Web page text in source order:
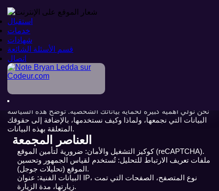
استقبال
خدمات
شهادات
قسم الأسئلة الشائعة
اتصال
استقبال
خدمات
شهادات
قسم الأسئلة الشائعة
اتصال
مرحبا
>
سياسة الخصوصية
سياسة الخصوصية
نحن نولي أهمية كبيرة لحماية بياناتك الشخصية. توضح هذه السياسة
البيانات التي نجمعها، ولماذا وكيف نستخدمها، بالإضافة إلى حقوقك
المتعلقة بهذه البيانات.
العناصر المجمعة
كوكيز التشغيل والأمان: ضرورية لتأمين الموقع (reCAPTCHA).
ملفات تعريف الارتباط للتحليل: تُستخدم لقياس الجمهور وتحسين
الموقع (تحليلات جوجل).
البيانات الفنية: عنوان IP، نوع المتصفح، الصفحات التي تمت
زيارتها، مدة الزيارة.